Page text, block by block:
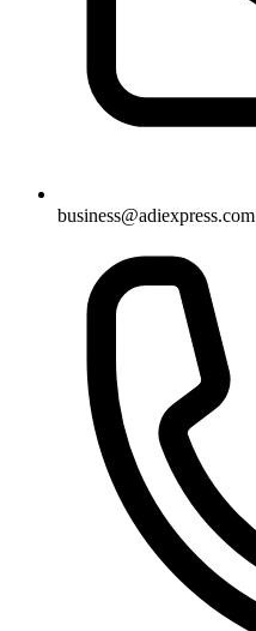
business@adiexpress.com